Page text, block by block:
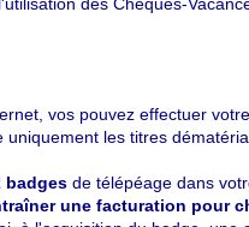
vos pouvez effectuer
uniquement les titres
badges de télépéage dans
une facturation pour